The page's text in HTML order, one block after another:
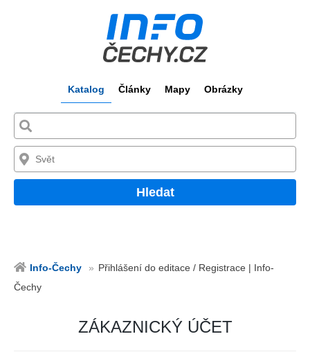
Katalog Články Mapy Obrázky
Hledat
Info-Čechy
Přihlášení do editace / Registrace | Info-
Čechy
ZÁKAZNICKÝ ÚČET